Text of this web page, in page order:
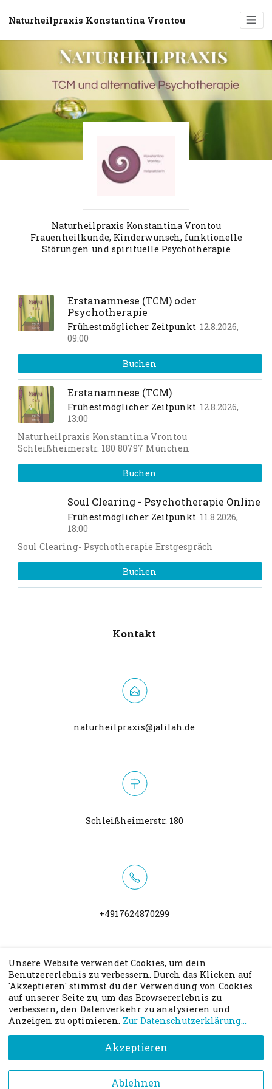
Unsere Website verwendet Cookies, um dein
Benutzererlebnis zu verbessern. Durch das Klicken auf
'Akzeptieren' stimmst du der Verwendung von Cookies
auf unserer Seite zu, um das Browsererlebnis zu
verbessern, den Datenverkehr zu analysieren und
Anzeigen zu optimieren. Zur Datenschutzerklärung...
Ablehnen
Akzeptieren
Naturheilpraxis Konstantina Vrontou
Naturheilpraxis Konstantina Vrontou
Frauenheilkunde, Kinderwunsch, funktionelle
Störungen und spirituelle Psychotherapie
Erstanamnese (TCM) oder
Psychotherapie
Frühestmöglicher Zeitpunkt 12.8.2026,
09:00
Buchen
Erstanamnese (TCM)
Frühestmöglicher Zeitpunkt 12.8.2026,
13:00
Buchen
Naturheilpraxis Konstantina Vrontou
Schleißheimerstr. 180 80797 München
Soul Clearing - Psychotherapie Online
Frühestmöglicher Zeitpunkt 11.8.2026,
18:00
Buchen
Soul Clearing- Psychotherapie Erstgespräch
Kontakt
naturheilpraxis@jalilah.de
Schleißheimerstr. 180
+4917624870299
Webseite
Gefällt dir das Buchungssystem? Klicke hier, um
deinen eigenen Terminkalender zu erstellen!